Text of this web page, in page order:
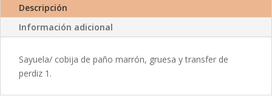
gruesa
y
transfer
perdiz
Descripción
Información adicional
Sayuela/ cobija de paño marrón, gruesa y transfer de
perdiz 1.